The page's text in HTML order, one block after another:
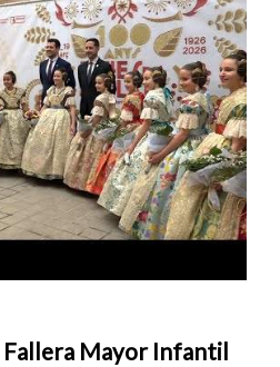
Fallera Mayor Infantil